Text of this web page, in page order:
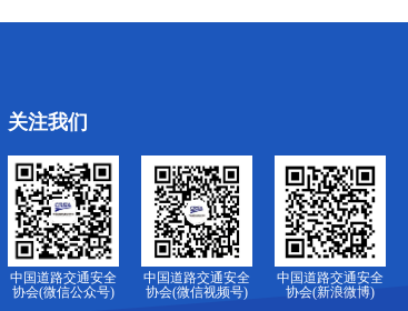
关注我们
中国道路交通安全
协会(微信公众号)
中国道路交通安全
协会(微信视频号)
中国道路交通安全
协会(新浪微博)